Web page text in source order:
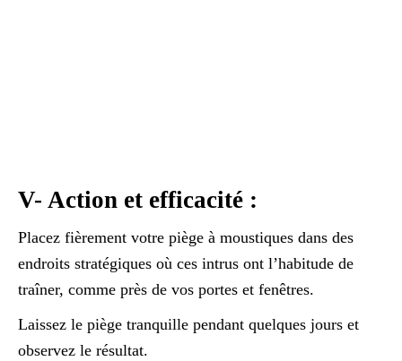
V- Action et efficacité :
Placez fièrement votre piège à moustiques dans des
endroits stratégiques où ces intrus ont l’habitude de
traîner, comme près de vos portes et fenêtres.
Laissez le piège tranquille pendant quelques jours et
observez le résultat.